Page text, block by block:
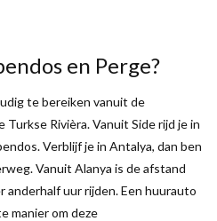
en Perge?
te bereiken vanuit de
Rivièra. Vanuit Side rijd je in
Verblijf je in Antalya, dan ben
Vanuit Alanya is de afstand
anderhalf uur rijden. Een huurauto
manier om deze